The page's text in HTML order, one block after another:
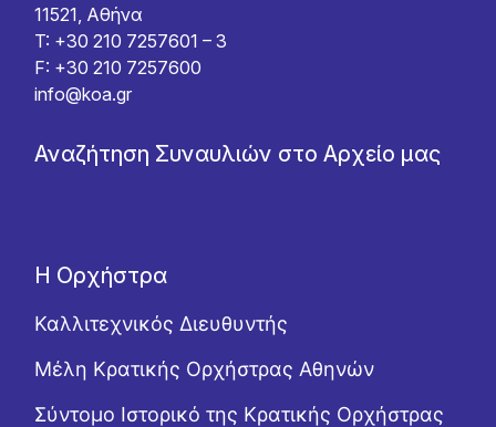
11521, Αθήνα
T: +30 210 7257601 – 3
F: +30 210 7257600
info@koa.gr
Αναζήτηση Συναυλιών στο Αρχείο μας
Η Ορχήστρα
Καλλιτεχνικός Διευθυντής
Μέλη Κρατικής Ορχήστρας Αθηνών
Σύντομο Ιστορικό της Κρατικής Ορχήστρας